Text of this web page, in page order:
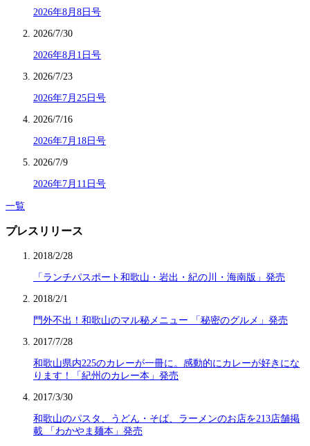
2026年8月8日号
2026/7/30
2026年8月1日号
2026/7/23
2026年7月25日号
2026/7/16
2026年7月18日号
2026/7/9
2026年7月11日号
一覧
プレスリリース
2018/2/28
「ランチパスポート和歌山・岩出・紀の川・海南版」発売
2018/2/1
門外不出！和歌山のマル秘メニュー 「秘密のグルメ」発売
2017/7/28
和歌山県内225のカレーが一冊に。感動的にカレーが好きにな
ります！「紀州のカレー本」発売
2017/3/30
和歌山のパスタ、うどん・そば、ラーメンのお店を213店舗掲
載 「わかやま麺本」発売